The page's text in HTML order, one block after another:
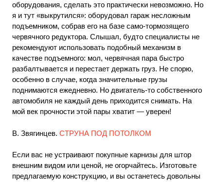
оборудования, сделать это практически невозможно. Но
я и тут «выкрутился»: оборудовал гараж несложным
подъемником, собрав его на базе само-тормозящего
червячного редуктора. Слышал, будто специалисты не
рекомендуют использовать подобный механизм в
качестве подъемного: мол, червячная пара быстро
разбалтывается и перестает держать груз. Не спорю,
особенно в случае, когда значительные грузы
поднимаются ежедневно. Но двигатель-то собственного
автомобиля не каждый день приходится снимать. На
мой век прочности этой пары хватит — уверен!
В. Звягинцев. СТРУНА ПОД ПОТОЛКОМ
Если вас не устраивают покупные карнизы для штор
внешним видом или ценой, не огорчайтесь. Изготовьте
предлагаемую конструкцию, и вы останетесь довольны